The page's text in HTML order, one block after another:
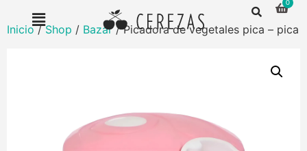
Inicio/Shop / Bazar/ Picadora de vegetales pica – pica